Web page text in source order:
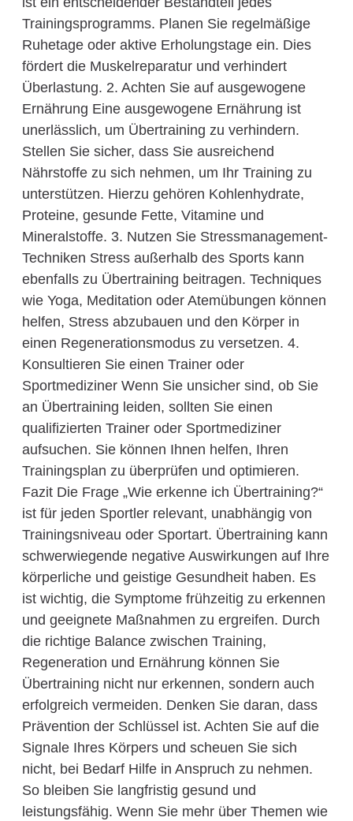
Trainingsprogramms. Planen Sie regelmäßige
Ruhetage oder aktive Erholungstage ein. Dies
fördert die Muskelreparatur und verhindert
Überlastung. 2. Achten Sie auf ausgewogene
Ernährung Eine ausgewogene Ernährung ist
unerlässlich, um Übertraining zu verhindern.
Stellen Sie sicher, dass Sie ausreichend
Nährstoffe zu sich nehmen, um Ihr Training zu
unterstützen. Hierzu gehören Kohlenhydrate,
Proteine, gesunde Fette, Vitamine und
Mineralstoffe. 3. Nutzen Sie Stressmanagement-
Techniken Stress außerhalb des Sports kann
ebenfalls zu Übertraining beitragen. Techniques
wie Yoga, Meditation oder Atemübungen können
helfen, Stress abzubauen und den Körper in
einen Regenerationsmodus zu versetzen. 4.
Konsultieren Sie einen Trainer oder
Sportmediziner Wenn Sie unsicher sind, ob Sie
an Übertraining leiden, sollten Sie einen
qualifizierten Trainer oder Sportmediziner
aufsuchen. Sie können Ihnen helfen, Ihren
Trainingsplan zu überprüfen und optimieren.
Fazit Die Frage „Wie erkenne ich Übertraining?“
ist für jeden Sportler relevant, unabhängig von
Trainingsniveau oder Sportart. Übertraining kann
schwerwiegende negative Auswirkungen auf Ihre
körperliche und geistige Gesundheit haben. Es
ist wichtig, die Symptome frühzeitig zu erkennen
und geeignete Maßnahmen zu ergreifen. Durch
die richtige Balance zwischen Training,
Regeneration und Ernährung können Sie
Übertraining nicht nur erkennen, sondern auch
erfolgreich vermeiden. Denken Sie daran, dass
Prävention der Schlüssel ist. Achten Sie auf die
Signale Ihres Körpers und scheuen Sie sich
nicht, bei Bedarf Hilfe in Anspruch zu nehmen.
So bleiben Sie langfristig gesund und
leistungsfähig. Wenn Sie mehr über Themen wie